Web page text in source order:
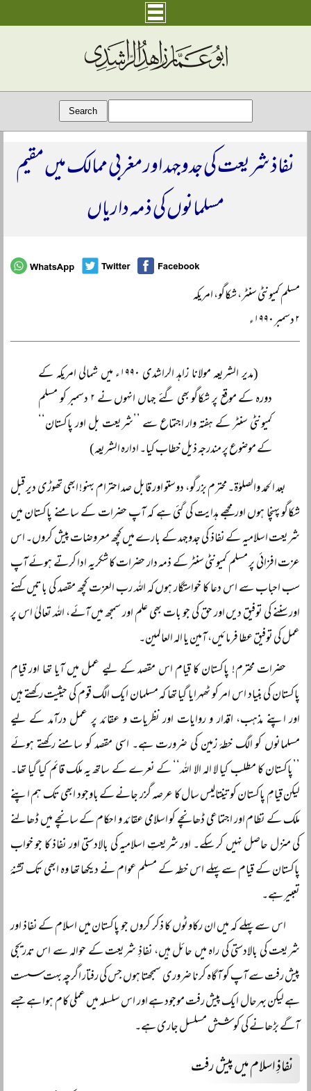
نفاذ شریعت کی جدوجہد اور مغربی ممالک میں مقیم
مسلمانوں کی ذمہ داریاں
مسلم کمیونٹی سنٹر، شکاگو، امریکہ
۲ دسمبر ۱۹۹۰ء
(مدیر الشریعہ مولانا زاہد الراشدی ۱۹۹۰ء میں شمالی امریکہ کے
دورہ کے موقع پر شکاگو بھی گئے جہاں انہوں نے ۲ دسمبر کو مسلم
کمیونٹی سنٹر کے ہفتہ وار اجتماع سے ’’شریعت بل اور پاکستان‘‘
کے موضوع پر مندرجہ ذیل خطاب کیا۔ ادارہ الشریعہ)
بعد الحمد والصلوٰۃ۔ محترم بزرگو، دوستو اور قابل صد احترام بہنو! ابھی تھوڑی دیر قبل
شکاگو پہنچا ہوں اور مجھے ہدایت کی گئی ہے کہ آپ حضرات کے سامنے پاکستان میں
شریعت اسلامیہ کے نفاذ کی جدوجہد کے بارے میں کچھ معروضات پیش کروں۔ اس
عزت افزائی پر مسلم کمیونٹی سنٹر کے ذمہ دار حضرات کا شکریہ ادا کرتے ہوئے آپ
سب احباب سے اس دعا کا خواستگار ہوں کہ اللہ رب العزت کچھ مقصد کی باتیں کہنے
اور سننے کی توفیق دیں اور حق کی جو بات بھی علم اور سمجھ میں آئے، اللہ تعالیٰ اس پر
عمل کی توفیق عطا فرمائیں، آمین یا الہ العالمین۔
حضرات محترم! پاکستان کا قیام اس مقصد کے لیے عمل میں آیا تھا اور قیام
پاکستان کی بنیاد اس امر کو ٹھہرایا گیا تھا کہ مسلمان ایک الگ قوم کی حیثیت رکھتے ہیں
اور اپنے مذہب، اقدار و روایات اور نظریات و عقائد پر عمل درآمد کے لیے
مسلمانوں کو الگ خطۂ زمین کی ضرورت ہے۔ اسی مقصد کو سامنے رکھتے ہوئے
’’پاکستان کا مطلب کیا لا الہ الا اللہ‘‘ کے نعرے کے ساتھ یہ ملک قائم کیا گیا تھا۔
لیکن قیامِ پاکستان کو تینتالیس سال کا عرصہ گزر جانے کے باوجود ابھی تک ہم اپنے
ملک کے نظام اور اجتماعی ڈھانچے کو اسلامی عقائد و احکام کے سانچے میں ڈھالنے
کی منزل حاصل نہیں کر سکے۔ اور شریعتِ اسلامیہ کی بالادستی اور نفاذ کا جو خواب
پاکستان کے قیام سے پہلے اس خطہ کے مسلم عوام نے دیکھا تھا وہ ابھی تک تشنۂ
تعبیر ہے۔
اس سے پہلے کہ میں ان رکاوٹوں کا ذکر کروں جو پاکستان میں اسلام کے نفاذ اور
شریعت کی بالادستی کی راہ میں حائل ہیں، نفاذِ شریعت کے حوالہ سے اس تدریجی
پیش رفت سے آپ کو آگاہ کرنا ضروری سمجھتا ہوں جس کی رفتار اگرچہ بہت سست
ہے لیکن بہرحال ایک پیش رفت موجود ہے اور اس سلسلہ میں عملی کام ہوا ہے جسے
آگے بڑھانے کی کوشش مسلسل جاری ہے۔
نفاذِ اسلام میں پیش رفت